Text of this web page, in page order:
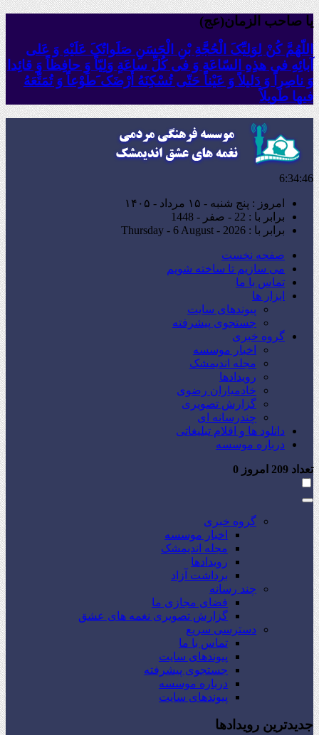
یا صاحب الزمان(عج)
اللّهُمَّ کُنْ لِوَلِیِّکَ الْحُجَّةِ بْنِ الْحَسَنِ صَلَواتُکَ عَلَیْهِ وَ عَلى
آبائِهِ فی هذِهِ السّاعَةِ وَ فی کُلِّ ساعَةٍ وَلِیّاً وَ حافِظاً وَ قائِدا
‏وَ ناصِراً وَ دَلیلاً وَ عَیْناً حَتّى تُسْکِنَهُ أَرْضَک َطَوْعاً وَ تُمَتِّعَهُ
فیها طَویلاً
6:34:48
امروز : پنج شنبه - ۱۵ مرداد - ۱۴۰۵
برابر با : 22 - صفر - 1448
برابر با : Thursday - 6 August - 2026
صفحه نخست
می سازیم تا ساخته شویم
تماس با ما
ابزار ها
پیوندهای سایت
جستجوی پیشرفته
گروه خبری
اخبار موسسه
مجله اندیمشک
رویدادها
خادمیاران رضوی
گزارش تصویری
چندرسانه ای
دانلود ها و اقلام تبلیغاتی
درباره موسسه
تعداد امروز 0
گروه خبری
اخبار موسسه
مجله اندیمشک
رویدادها
برداشت آزاد
چند رسانه
فضای مجازی ما
گزارش تصویری نغمه های عشق
دسترسی سریع
تماس با ما
پیوندهای سایت
جستجوی پیشرفته
درباره موسسه
پیوندهای سایت
جدیدترین رویدادها